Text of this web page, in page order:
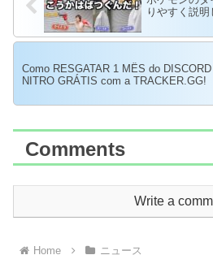
りやすく説明
Como RESGATAR 1 MÊS do DISCORD
NITRO GRÁTIS com a TRACKER.GG!
Comments
Write a
Home ニュース